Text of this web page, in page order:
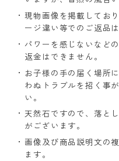
現物画像を掲載してお
ージ違い等でのご返品
パワーを感じないなど
返金はできません。
お子様の手の届く場所
わぬトラブルを招く事
い。
天然石ですので、落と
がございます。
画像及び商品説明文の
ます。